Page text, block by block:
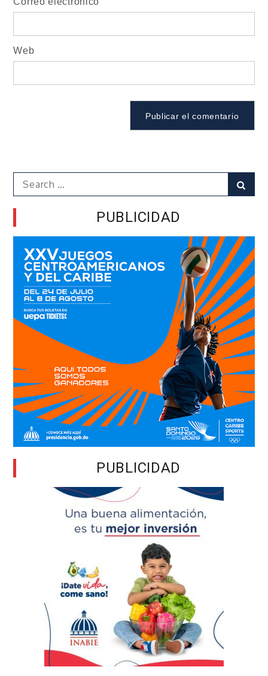
Web
Search
for:
PUBLICIDAD
PUBLICIDAD